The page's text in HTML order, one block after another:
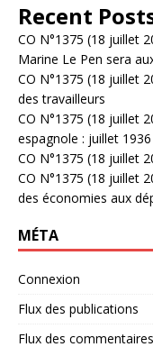
Recent
CO N°1375 (18 juillet
Marine Le Pen sera
CO N°1375 (18 juillet
des travailleurs
CO N°1375 (18 juillet
espagnole : juillet 1936
CO N°1375 (18 juillet
CO N°1375 (18 juillet
des économies aux
MÉTA
Connexion
Flux des publications
Flux des commentaires